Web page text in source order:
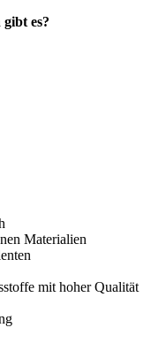
es?
Materialien
mit hoher Qualität